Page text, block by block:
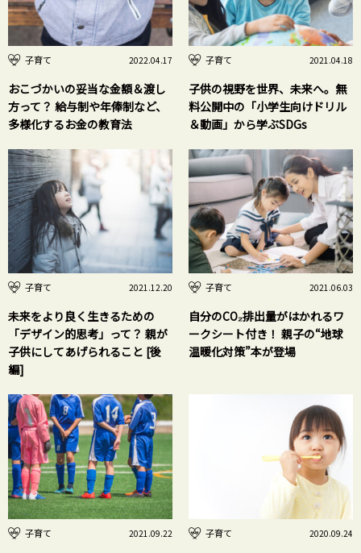
子育て 2022.04.17
おこづかいの妥当な金額＆渡し
方って？ 給与制や年俸制など、
多様化するお金の教育法
子育て 2021.04.18
子供の視野を世界、未来へ。無
料公開中の「小学生向けドリル
＆動画」から学ぶSDGs
子育て 2021.12.20
未来をより良く生きるための
「デザイン的思考」って？ 親が
子供にしてあげられること [後
編]
子育て 2021.06.03
自分のCO₂排出量がはかれるワ
ークシート付き！ 親子の“地球
温暖化対策”本が登場
子育て 2021.09.22 子育て 2020.09.24